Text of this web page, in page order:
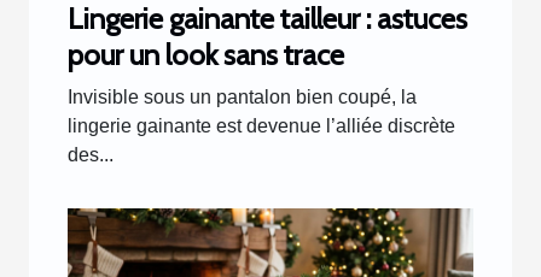
Lingerie gainante tailleur : astuces
pour un look sans trace
Invisible sous un pantalon bien coupé, la
lingerie gainante est devenue l’alliée discrète
des...